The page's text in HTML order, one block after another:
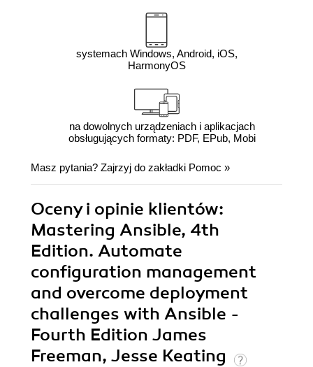
systemach Windows, Android, iOS,
HarmonyOS
na dowolnych urządzeniach i aplikacjach
obsługujących formaty: PDF, EPub, Mobi
Masz pytania? Zajrzyj do zakładki Pomoc »
Oceny i opinie klientów:
Mastering Ansible, 4th
Edition. Automate
configuration management
and overcome deployment
challenges with Ansible -
Fourth Edition James
Freeman, Jesse Keating